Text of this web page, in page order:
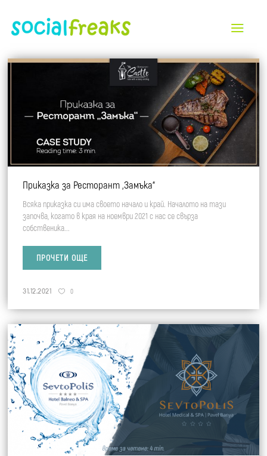
Приказка за Ресторант „Замъка“
Всяка приказка си има своето начало и край. Началото на тази
започва, когато в края на ноември 2021 с нас се свърза
собственика...
ПРОЧЕТИ ОЩЕ
31.12.2021 0